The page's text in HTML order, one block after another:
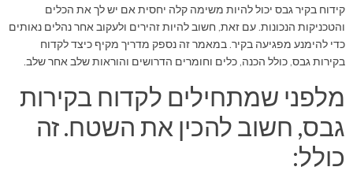
קידוח בקיר גבס יכול להיות משימה קלה יחסית אם יש לך את הכלים
והטכניקות הנכונות. עם זאת, חשוב להיות זהירים ולעקוב אחר נהלים נאותים
כדי להימנע מפגיעה בקיר. במאמר זה נספק מדריך מקיף כיצד לקדוח
בקירות גבס, כולל הכנה, כלים וחומרים הדרושים והוראות שלב אחר שלב.
מלפני שמתחילים לקדוח בקירות
גבס, חשוב להכין את השטח. זה
כולל: